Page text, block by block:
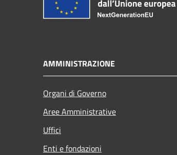
AMMINISTRAZIONE
Organi di Governo
Aree Amministrative
Uffici
Enti e fondazioni